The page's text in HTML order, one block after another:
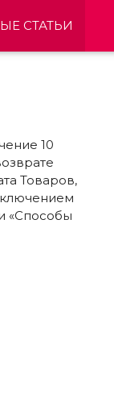
СТАТЬИ
10
Товаров,
«Способы